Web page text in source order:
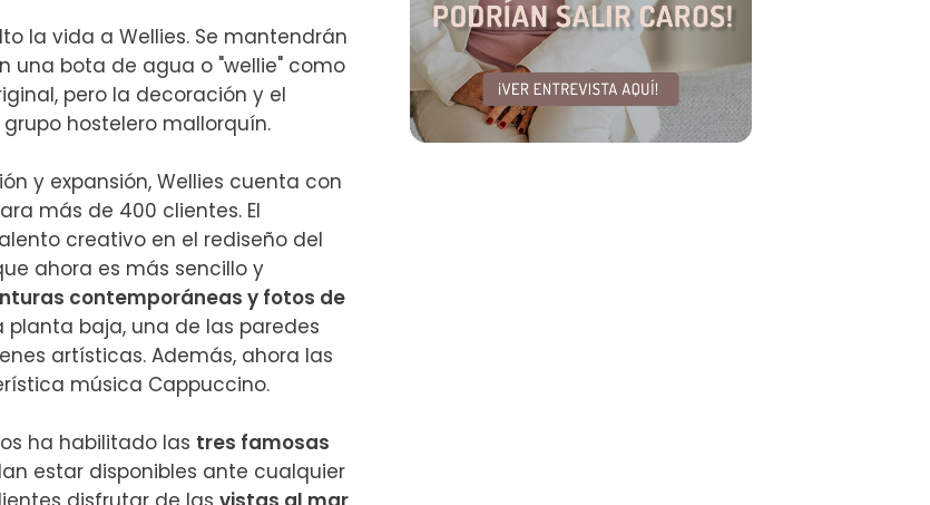
la vida a Wellies. Se mantendrán
bota de agua o "wellie" como
pero la decoración y el
hostelero mallorquín.
y expansión, Wellies cuenta con
más de 400 clientes. El
creativo en el rediseño del
ahora es más sencillo y
contemporáneas y fotos de
planta baja, una de las paredes
artísticas. Además, ahora las
música Cappuccino.
ha habilitado las tres famosas
estar disponibles ante cualquier